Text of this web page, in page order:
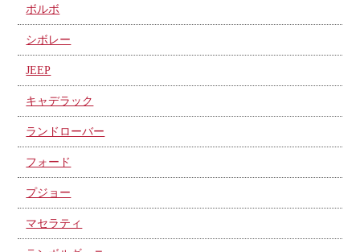
ボルボ
シボレー
JEEP
キャデラック
ランドローバー
フォード
プジョー
マセラティ